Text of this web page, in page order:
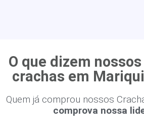
O que dizem
crachas em
Quem já comprou nossos
comprova nossa